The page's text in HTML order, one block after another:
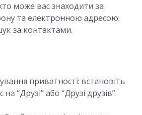
може вас знаходити за
та електронною адресою:
за контактами.
приватності: встановіть
“Друзі” або “Друзі друзів”.